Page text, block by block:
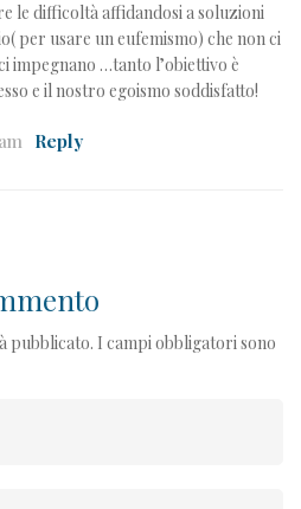
le difficoltà affidandosi a soluzioni
per usare un eufemismo) che non ci
impegnano …tanto l’obiettivo è
e il nostro egoismo soddisfatto!
Reply
pubblicato. I campi obbligatori sono